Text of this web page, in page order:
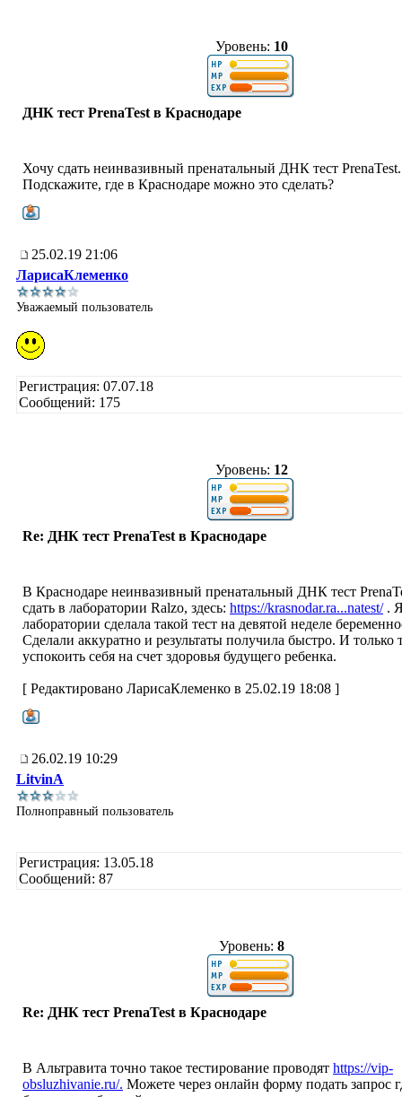
Уровень: 10
ДНК тест PrenaTest в Краснодаре
Хочу сдать неинвазивный пренатальный ДНК тест PrenaTest.
Подскажите, где в Краснодаре можно это сделать?
25.02.19 21:06
ЛарисаКлеменко
Уважаемый пользователь
Регистрация: 07.07.18
Сообщений: 175
Уровень: 12
Re: ДНК тест PrenaTest в Краснодаре
В Краснодаре неинвазивный пренатальный ДНК тест
сдать в лаборатории Ralzo, здесь: https://krasnodar.ra...natest/. Я
лаборатории сделала такой тест на девятой неделе
Сделали аккуратно и результаты получила быстро. И только
успокоить себя на счет здоровья будущего ребенка.
[ Редактировано ЛарисаКлеменко в 25.02.19 18:08 ]
26.02.19 10:29
LitvinA
Полноправный пользователь
Регистрация: 13.05.18
Сообщений: 87
Уровень: 8
Re: ДНК тест PrenaTest в Краснодаре
В Альтравита точно такое тестирование проводят https://vip-
obsluzhivanie.ru/. Можете через онлайн форму подать запрос